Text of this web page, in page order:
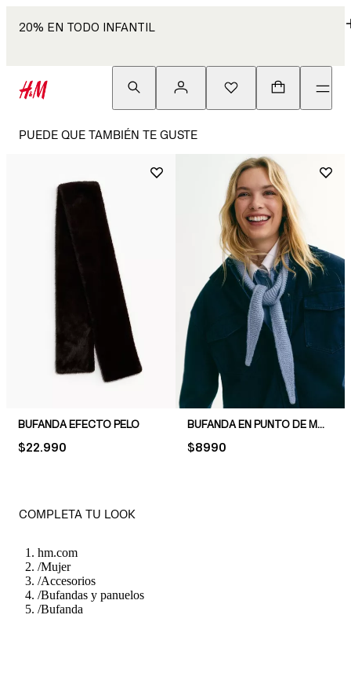
20% EN TODO INFANTIL
PUEDE QUE TAMBIÉN TE GUSTE
BUFANDA EFECTO PELO
PRICE:
$22.990
BUFANDA EN PUNTO DE MUSGO
PRICE:
$8990
COMPLETA TU LOOK
hm.com
/Mujer
/Accesorios
/Bufandas y panuelos
/Bufanda